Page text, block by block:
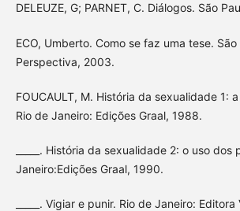
DELEUZE, G; PARNET, C. Diálogos. São
ECO, Umberto. Como se faz uma tese. São
Perspectiva, 2003.
FOUCAULT, M. História da sexualidade 1:
Rio de Janeiro: Edições Graal, 1988.
_____. História da sexualidade 2: o uso
Janeiro:Edições Graal, 1990.
_____. Vigiar e punir. Rio de Janeiro: